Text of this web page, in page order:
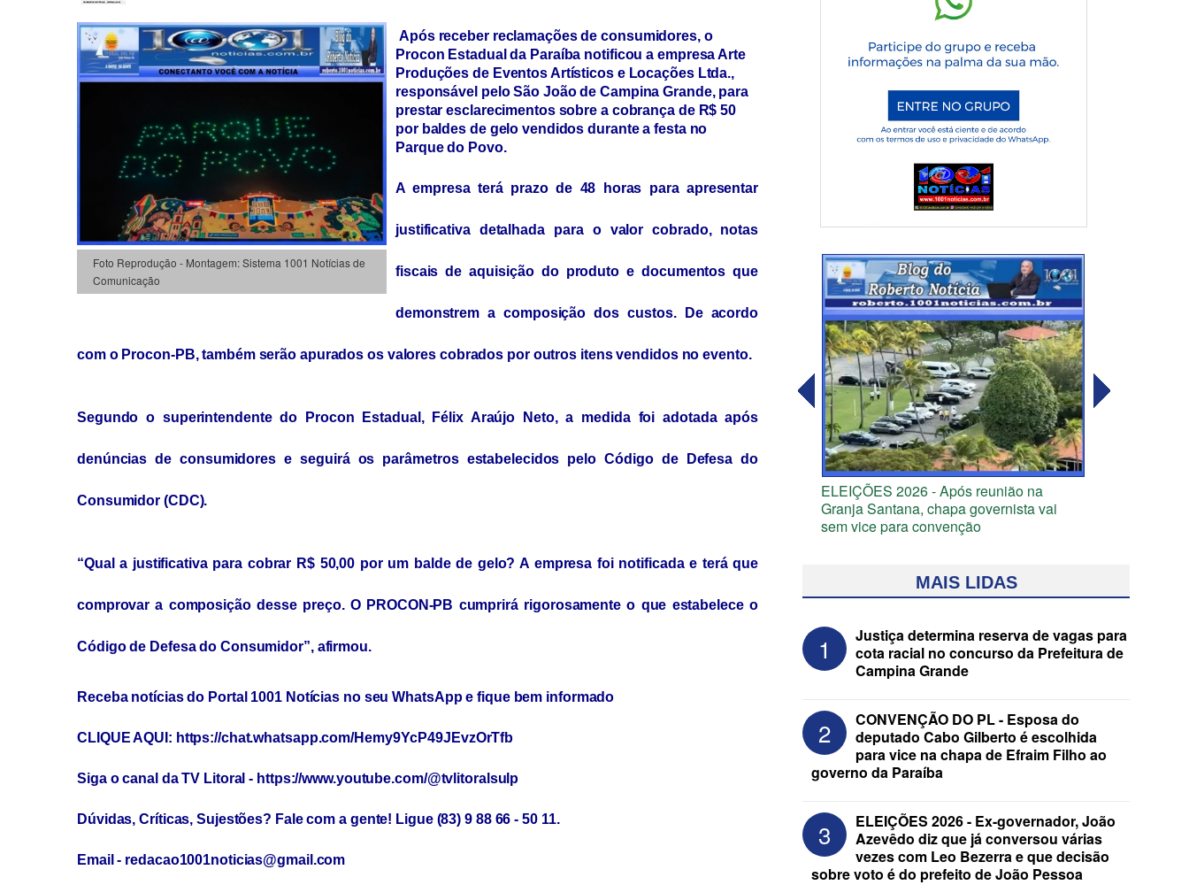
Foto Reprodução - Montagem: Sistema 1001 Notícias de
Comunicação
Após receber reclamações de consumidores, o
Procon Estadual da Paraíba notificou a empresa Arte
Produções de Eventos Artísticos e Locações Ltda.,
responsável pelo São João de Campina Grande, para
prestar esclarecimentos sobre a cobrança de R$ 50
por baldes de gelo vendidos durante a festa no
Parque do Povo.
A empresa terá prazo de 48 horas para apresentar
justificativa detalhada para o valor cobrado, notas
fiscais de aquisição do produto e documentos que
demonstrem a composição dos custos. De acordo
com o Procon-PB, também serão apurados os valores cobrados por outros itens vendidos no evento.
Segundo o superintendente do Procon Estadual, Félix Araújo Neto, a medida foi adotada após
denúncias de consumidores e seguirá os parâmetros estabelecidos pelo Código de Defesa do
Consumidor (CDC).
“Qual a justificativa para cobrar R$ 50,00 por um balde de gelo? A empresa foi notificada e terá que
comprovar a composição desse preço. O PROCON-PB cumprirá rigorosamente o que estabelece o
Código de Defesa do Consumidor”, afirmou.
Receba notícias do Portal 1001 Notícias no seu WhatsApp e fique bem informado
CLIQUE AQUI: https://chat.whatsapp.com/Hemy9YcP49JEvzOrTfb
Siga o canal da TV Litoral - https://www.youtube.com/@tvlitoralsulp
Dúvidas, Críticas, Sujestões? Fale com a gente! Ligue (83) 9 88 66 - 50 11.
Email - redacao1001noticias@gmail.com
ELEIÇÕES 2026 - Após reunião na
Granja Santana, chapa governista vai
sem vice para convenção
Assista à transmissão das convenções
de 2026 na Paraíba
MAIS LIDAS
1
Justiça determina reserva de vagas para
cota racial no concurso da Prefeitura de
Campina Grande
2
CONVENÇÃO DO PL - Esposa do
deputado Cabo Gilberto é escolhida
para vice na chapa de Efraim Filho ao
governo da Paraíba
3
ELEIÇÕES 2026 - Ex-governador, João
Azevêdo diz que já conversou várias
vezes com Leo Bezerra e que decisão
sobre voto é do prefeito de João Pessoa